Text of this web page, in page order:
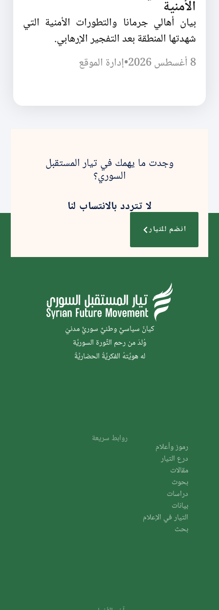
الأمنية
بيان أهالي جرمانا والتطورات الأمنية التي
شهدتها المنطقة بعد التفجير الإرهابي.
8 أغسطس 2026
•إدارة الموقع
وجدت ما يهمك في تيار المستقبل
السوري؟
لا تتردد بالانتساب لنا
انضم للتيار
كيانٌ سياسيٌّ وطنيٌّ سوريٌّ مدنيّ
وُلدَ من رحم الثَّورة السوريَّة
له هويَّتهُ الفكريَّةُ الحضاريَّةُ
روابط سريعة
رموز وأعلام
درع التيار
مقالات
بحوث
دراسات
بيانات
التيار في الإعلام
بحث